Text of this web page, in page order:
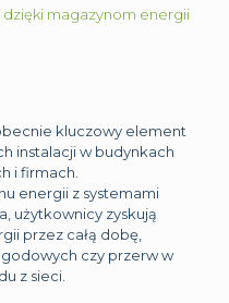
magazynom energii
kluczowy element
instalacji w budynkach
i firmach.
energii z systemami
użytkownicy zyskują
przez całą dobę,
czy przerw w
z sieci.